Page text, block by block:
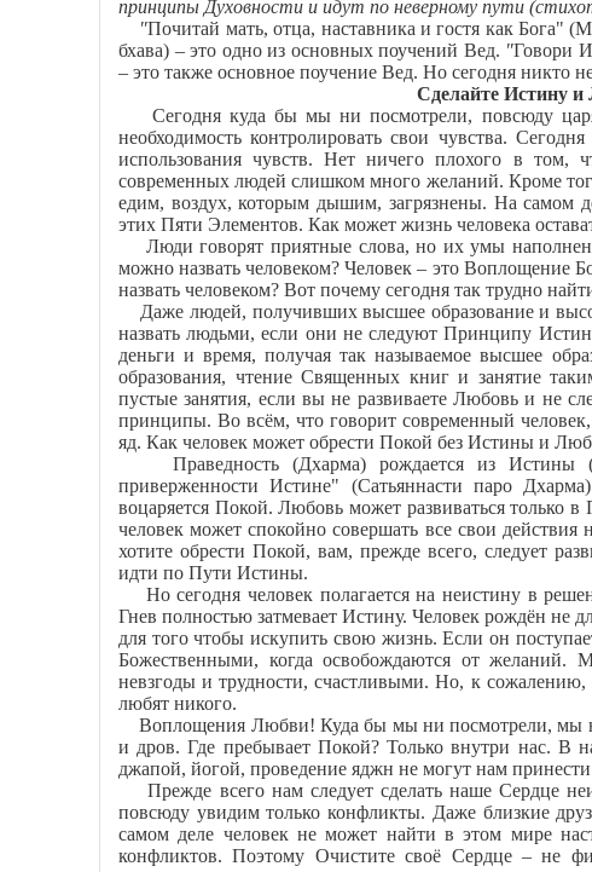
принципы Духовности и идут по неверному пути
"Почитай мать, отца, наставника и гостя как Бога"
бхава) – это одно из основных поучений Вед. "Говори
– это также основное поучение Вед. Но сегодня никто
Сделайте Истину и
Сегодня куда бы мы ни посмотрели, повсюду
необходимость контролировать свои чувства.
использования чувств. Нет ничего плохого в
современных людей слишком много желаний. Кроме
едим, воздух, которым дышим, загрязнены. На самом
этих Пяти Элементов. Как может жизнь человека
Люди говорят приятные слова, но их умы
можно назвать человеком? Человек – это Воплощение
назвать человеком? Вот почему сегодня так трудно
Даже людей, получивших высшее образование и
назвать людьми, если они не следуют Принципу
деньги и время, получая так называемое высшее
образования, чтение Священных книг и занятие
пустые занятия, если вы не развиваете Любовь и не
принципы. Во всём, что говорит современный
яд. Как человек может обрести Покой без Истины и
Праведность (Дхарма) рождается из Истины
приверженности Истине" (Сатьяннасти паро
воцаряется Покой. Любовь может развиваться только
человек может спокойно совершать все свои
хотите обрести Покой, вам, прежде всего, следует
идти по Пути Истины.
Но сегодня человек полагается на неистину в
Гнев полностью затмевает Истину. Человек рождён не
для того чтобы искупить свою жизнь. Если он
Божественными, когда освобождаются от желаний.
невзгоды и трудности, счастливыми. Но, к
любят никого.
Воплощения Любви! Куда бы мы ни посмотрели, мы
и дров. Где пребывает Покой? Только внутри нас. В
джапой, йогой, проведение яджн не могут нам
Прежде всего нам следует сделать наше Сердце
повсюду увидим только конфликты. Даже близкие
самом деле человек не может найти в этом мире
конфликтов. Поэтому Очистите своё Сердце – не